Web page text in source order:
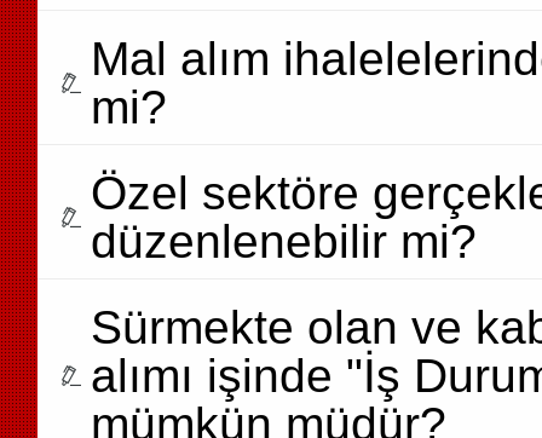
Mal alım
mi?
Özel sektöre
düzenlenebilir mi?
Sürmekte olan ve
alımı işinde "İş
mümkün müdür?